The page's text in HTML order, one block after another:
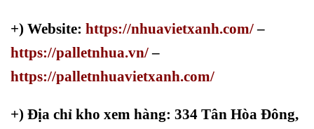
+) Website: https://nhuavietxanh.com/–
https://palletnhua.vn/ –
https://palletnhuavietxanh.com/
+) Địa chỉ kho xem hàng: 334 Tân Hòa Đông,